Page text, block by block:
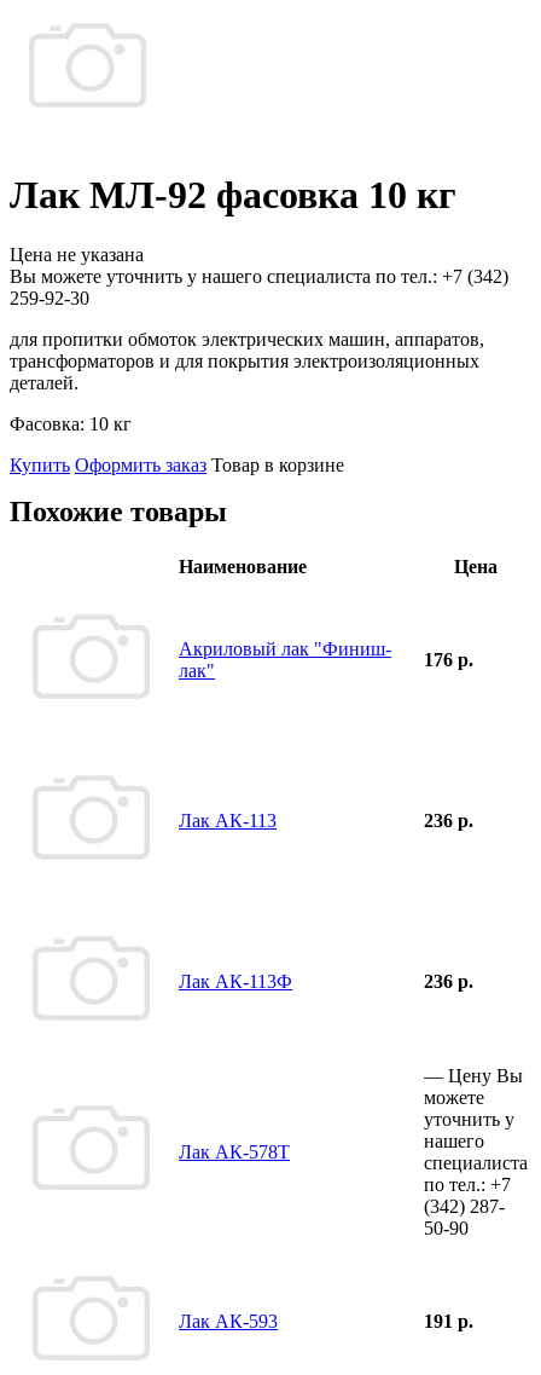
Лак МЛ-92 фасовка 10 кг
Цена не указана
Вы можете уточнить у нашего специалиста по тел.: +7 (342)
259-92-30
для пропитки обмоток электрических машин, аппаратов,
трансформаторов и для покрытия электроизоляционных
деталей.
Фасовка: 10 кг
Купить Оформить заказ Товар в корзине
Похожие товары
Наименование Цена
Акриловый лак "Финиш-
лак"
176 р.
Лак АК-113 236 р.
Лак АК-113Ф 236 р.
Лак АК-578Т
— Цену Вы
можете
уточнить у
нашего
специалиста
по тел.: +7
(342) 287-
50-90
Лак АК-593 191 р.